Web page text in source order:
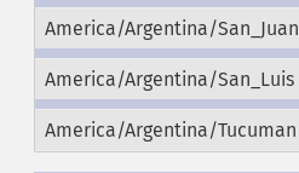
America/Argentina/San_Juan
America/Argentina/San_Luis
America/Argentina/Tucuman